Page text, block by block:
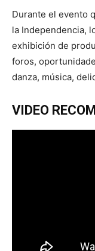
Durante el evento
la Independencia,
exhibición de
foros,
danza, música,
VIDEO